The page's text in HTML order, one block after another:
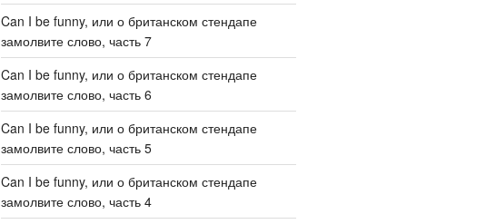
Can I be funny, или о британском стендапе
замолвите слово, часть 7
Can I be funny, или о британском стендапе
замолвите слово, часть 6
Can I be funny, или о британском стендапе
замолвите слово, часть 5
Can I be funny, или о британском стендапе
замолвите слово, часть 4